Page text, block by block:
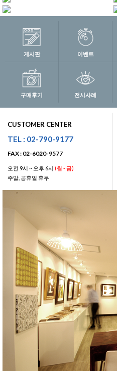
게시판 이벤트
구매후기 전시사례
CUSTOMER CENTER
TEL : 02-790-9177
FAX : 02-6020-9577
오전 9시 ~ 오후 6시 (월 - 금)
주말, 공휴일 휴무